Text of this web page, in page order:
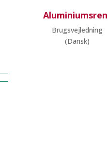
Brugsvejledning
(Dansk)